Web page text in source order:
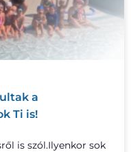
a
Ti is!
is szól.Ilyenkor sok